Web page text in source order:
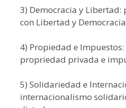
3) Democracia y
con Libertad y
4) Propiedad e
propriedad privada e
5) Solidariedad e
internacionalismo